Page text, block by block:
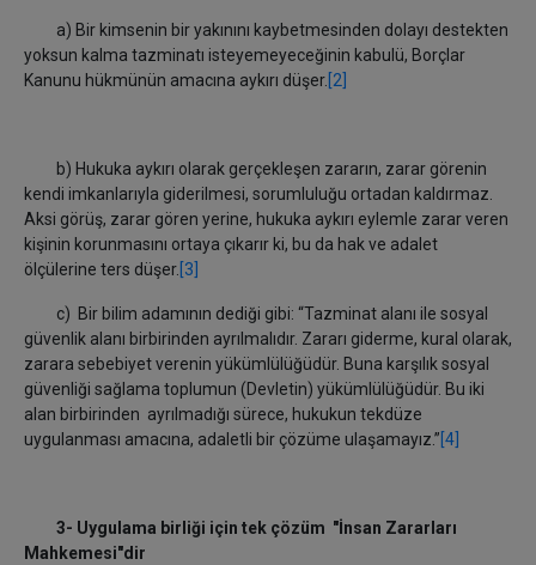
a) Bir kimsenin bir yakınını kaybetmesinden dolayı destekten
yoksun kalma tazminatı isteyemeyeceğinin kabulü, Borçlar
Kanunu hükmünün amacına aykırı düşer. [2]
b) Hukuka aykırı olarak gerçekleşen zararın, zarar görenin
kendi imkanlarıyla giderilmesi, sorumluluğu ortadan kaldırmaz.
Aksi görüş, zarar gören yerine, hukuka aykırı eylemle zarar veren
kişinin korunmasını ortaya çıkarır ki, bu da hak ve adalet
ölçülerine ters düşer. [3]
c) Bir bilim adamının dediği gibi: “Tazminat alanı ile sosyal
güvenlik alanı birbirinden ayrılmalıdır. Zararı giderme, kural olarak,
zarara sebebiyet verenin yükümlülüğüdür. Buna karşılık sosyal
güvenliği sağlama toplumun (Devletin) yükümlülüğüdür. Bu iki
alan birbirinden ayrılmadığı sürece, hukukun tekdüze
uygulanması amacına, adaletli bir çözüme ulaşamayız.” [4]
3- Uygulama birliği için tek çözüm "İnsan Zararları
Mahkemesi"dir